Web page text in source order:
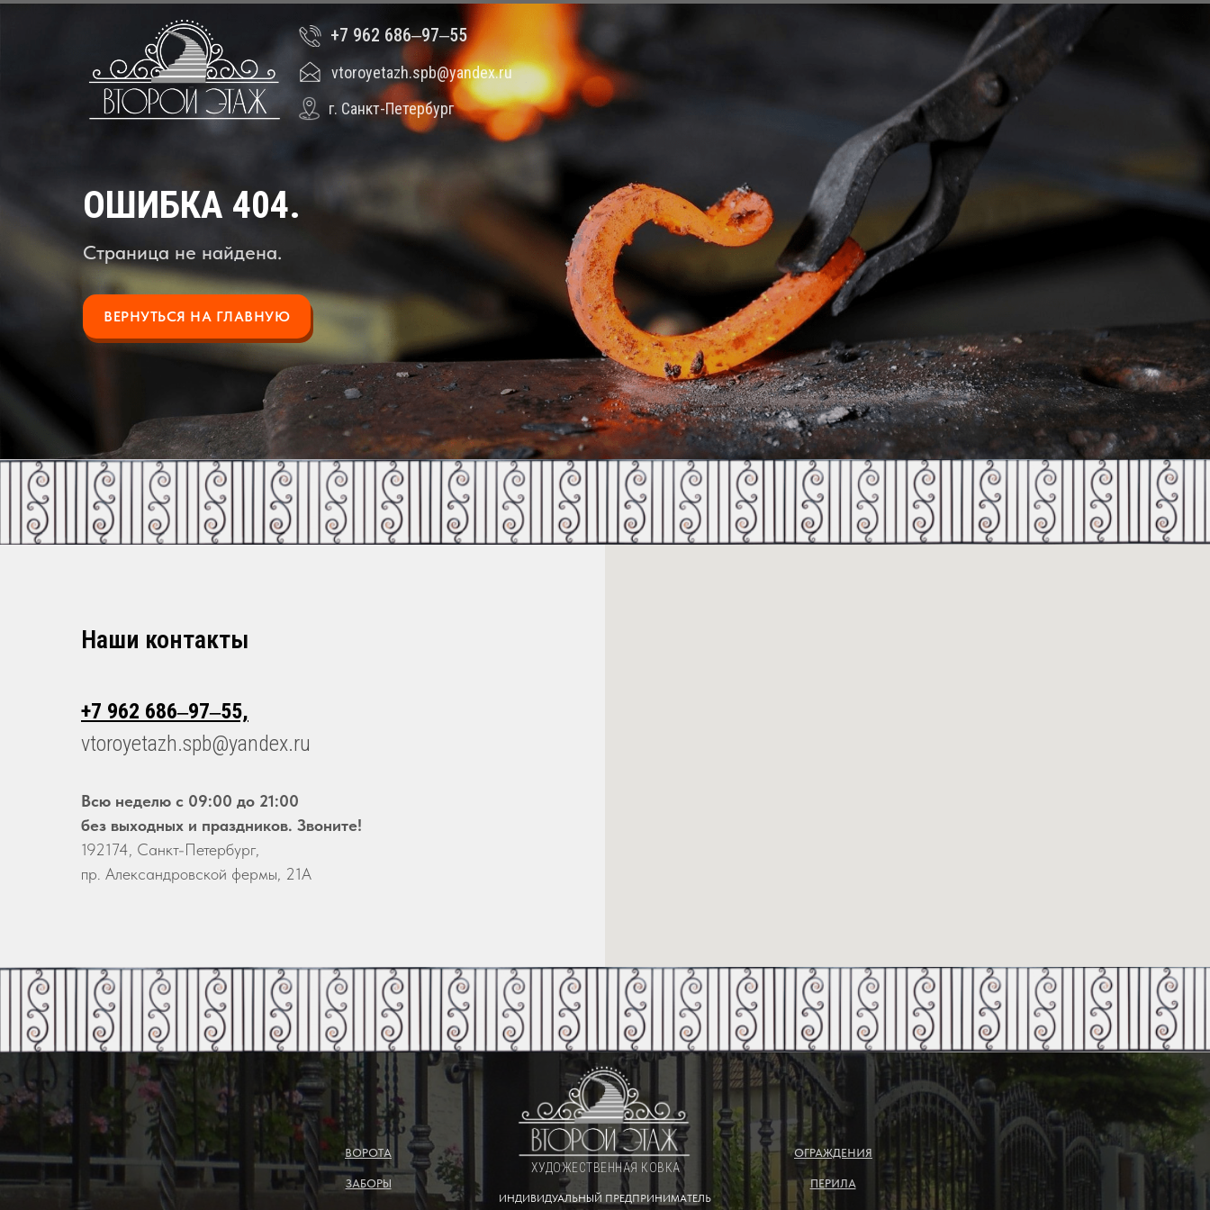
г. Санкт-Петербург
Страница не найдена.
ОШИБКА 404.
ВЕРНУТЬСЯ НА ГЛАВНУЮ
vtoroyetazh.spb@yandex.ru
+7 962 686‒97‒55
Наши контакты
+7 962 686‒97‒55,
vtoroyetazh.spb@yandex.ru
Всю неделю с 09:00 до 21:00
без выходных и праздников. Звоните!
192174, Санкт-Петербург,
пр. Александровской фермы, 21А
ВОРОТА
ЗАБОРЫ ПЕРИЛА
ОГРАЖДЕНИЯ
ХУДОЖЕСТВЕННАЯ КОВКА
ИНДИВИДУАЛЬНЫЙ ПРЕДПРИНИМАТЕЛЬ